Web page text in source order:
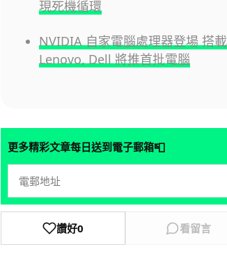
現死機循環
NVIDIA 自家電腦處理器登場 搭
Lenovo, Dell 將推首批電腦
更多精彩文章每日送到電子郵箱📮
讚好0 看留言